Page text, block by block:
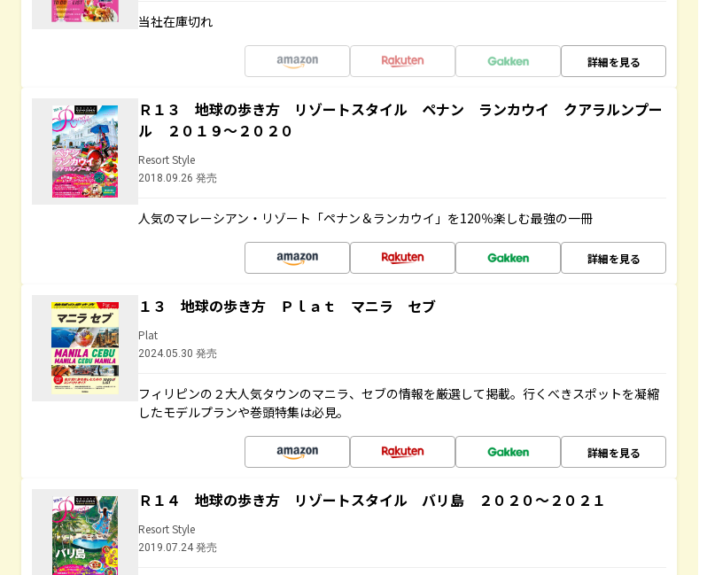
当社在庫切れ
詳細を見る
Ｒ１３ 地球の歩き方 リゾートスタイル ペナン ランカウイ クアラルンプー
ル ２０１９～２０２０
Resort Style
2018.09.26 発売
人気のマレーシアン・リゾート「ペナン＆ランカウイ」を120％楽しむ最強の一冊
詳細を見る
１３ 地球の歩き方 Ｐｌａｔ マニラ セブ
Plat
2024.05.30 発売
フィリピンの２大人気タウンのマニラ、セブの情報を厳選して掲載。行くべきスポットを凝縮
したモデルプランや巻頭特集は必見。
詳細を見る
Ｒ１４ 地球の歩き方 リゾートスタイル バリ島 ２０２０～２０２１
Resort Style
2019.07.24 発売